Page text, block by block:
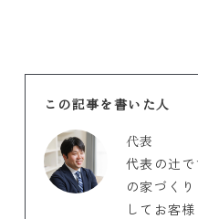
この記事を書いた人
代表
代表の辻
の家づく
してお客